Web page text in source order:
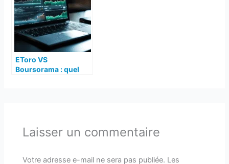
EToro VS
Boursorama : quel
Laisser un commentaire
Votre adresse e-mail ne sera pas publiée. Les